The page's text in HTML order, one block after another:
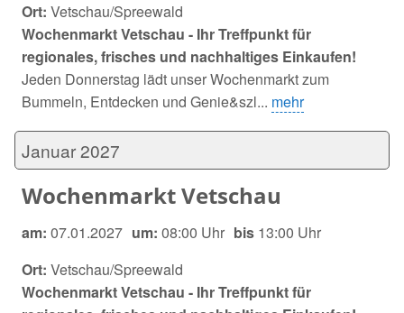
Ort: Vetschau/Spreewald
Wochenmarkt Vetschau - Ihr Treffpunkt für
regionales, frisches und nachhaltiges Einkaufen!
Jeden Donnerstag lädt unser Wochenmarkt zum
Bummeln, Entdecken und Genie&szl... mehr
Januar 2027
Wochenmarkt Vetschau
am: 07.01.2027 um: 08:00 Uhr bis 13:00 Uhr
Ort: Vetschau/Spreewald
Wochenmarkt Vetschau - Ihr Treffpunkt für